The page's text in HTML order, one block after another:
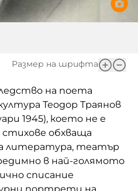
Размер на шрифта
на поета
Теодор Траянов
1945), което не е
стихове обхваща
литература, театър
в най-голямото
списание